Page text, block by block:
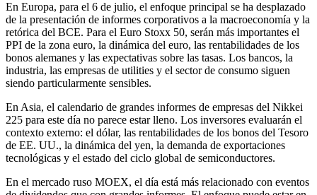
En Europa, para el 6 de julio, el enfoque principal se ha desplazado
de la presentación de informes corporativos a la macroeconomía y la
retórica del BCE. Para el Euro Stoxx 50, serán más importantes el
PPI de la zona euro, la dinámica del euro, las rentabilidades de los
bonos alemanes y las expectativas sobre las tasas. Los bancos, la
industria, las empresas de utilities y el sector de consumo siguen
siendo particularmente sensibles.
En Asia, el calendario de grandes informes de empresas del Nikkei
225 para este día no parece estar lleno. Los inversores evaluarán el
contexto externo: el dólar, las rentabilidades de los bonos del Tesoro
de EE. UU., la dinámica del yen, la demanda de exportaciones
tecnológicas y el estado del ciclo global de semiconductores.
En el mercado ruso MOEX, el día está más relacionado con eventos